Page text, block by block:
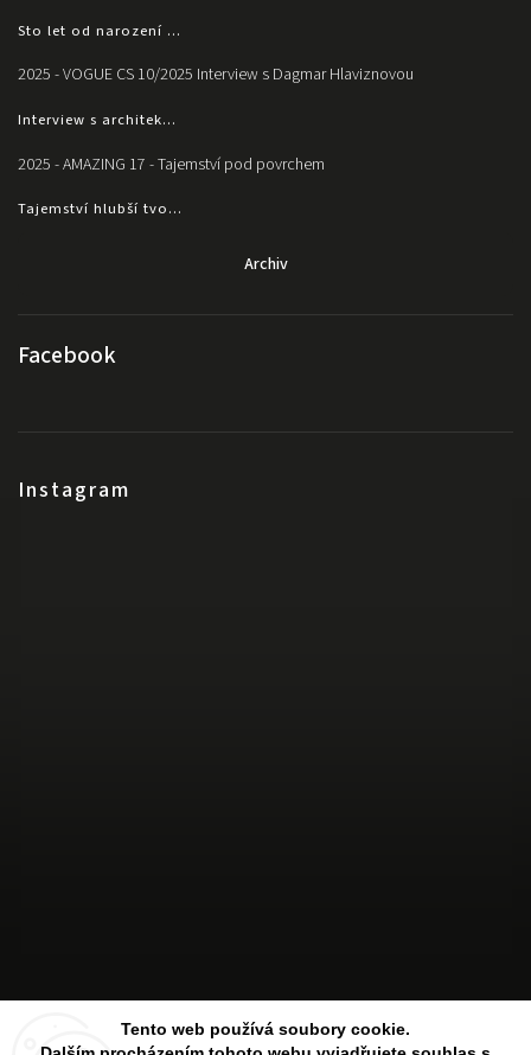
Tento web používá soubory cookie.
Sto let od narození ...
2025 - VOGUE CS 10/2025 Interview s Dagmar Hlaviznovou
Interview s architek...
2025 - AMAZING 17 - Tajemství pod povrchem
Tajemství hlubší tvo...
Archiv
Facebook
Instagram
Sledovat na Instagramu